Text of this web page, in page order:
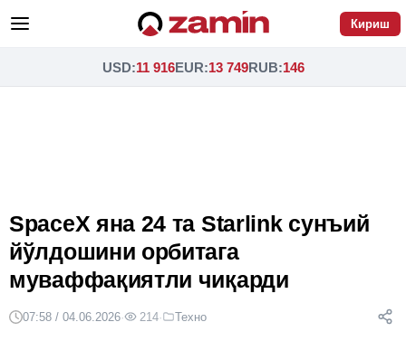
Кириш
USD:11 916EUR:13 749RUB:146
SpaceX яна 24 та Starlink сунъий
йўлдошини орбитага
муваффақиятли чиқарди
07:58 / 04.06.2026· 214· Техно